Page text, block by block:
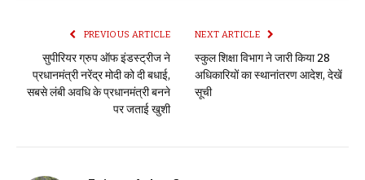
PREVIOUS ARTICLE
सुपीरियर ग्रुप ऑफ इंडस्ट्रीज ने
प्रधानमंत्री नरेंद्र मोदी को दी बधाई,
सबसे लंबी अवधि के प्रधानमंत्री बनने
पर जताई खुशी
NEXT ARTICLE
स्कुल शिक्षा विभाग ने जारी किया 28
अधिकारियों का स्थानांतरण आदेश, देखें
सूची